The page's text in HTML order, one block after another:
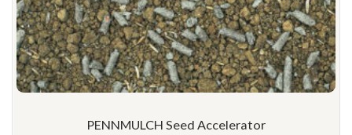
PENNMULCH Seed Accelerator